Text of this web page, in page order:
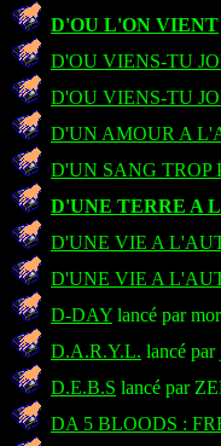
D'OU L'ON VIENT
D'OU VIENS-TU
D'OU VIENS-TU
D'UN AMOUR A
D'UN SANG TROP
D'UNE TERRE A
D'UNE VIE A
D'UNE VIE A
D-DAY lancé par
D.A.R.Y.L. lancé par
D.E.B.S lancé par
DA 5 BLOODS :